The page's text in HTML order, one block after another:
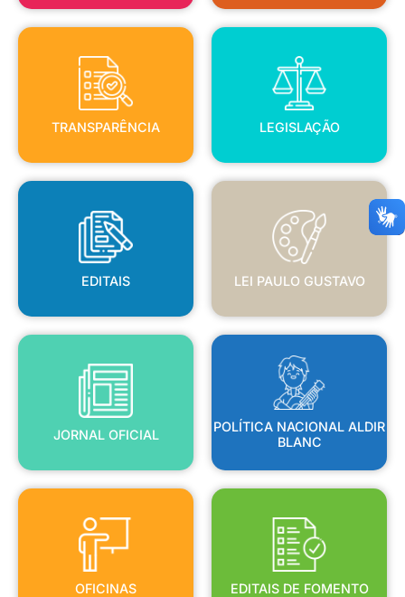
TRANSPARÊNCIA
TRANSPARÊNCIA
LEGISLAÇÃO
LEGISLAÇÃO
EDITAIS
EDITAIS
LEI PAULO GUSTAVO
LEI PAULO GUSTAVO
JORNAL OFICIAL
JORNAL OFICIAL
POLÍTICA NACIONAL ALDIR
BLANC
POLÍTICA NACIONAL ALDIR
BLANC
OFICINAS
OFICINAS
EDITAIS DE FOMENTO
EDITAIS DE FOMENTO